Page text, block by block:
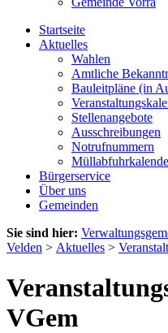
Startseite
Aktuelles
Wahlen
Amtliche
Bauleitpläne (in
Stellenangebote
Ausschreibungen
Notrufnummern
Bürgerservice
Über uns
Gemeinden
Sie sind hier:
Velden > Aktuelles >
VGem